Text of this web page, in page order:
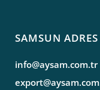
SAMSUN ADRES
info@aysam.com.tr